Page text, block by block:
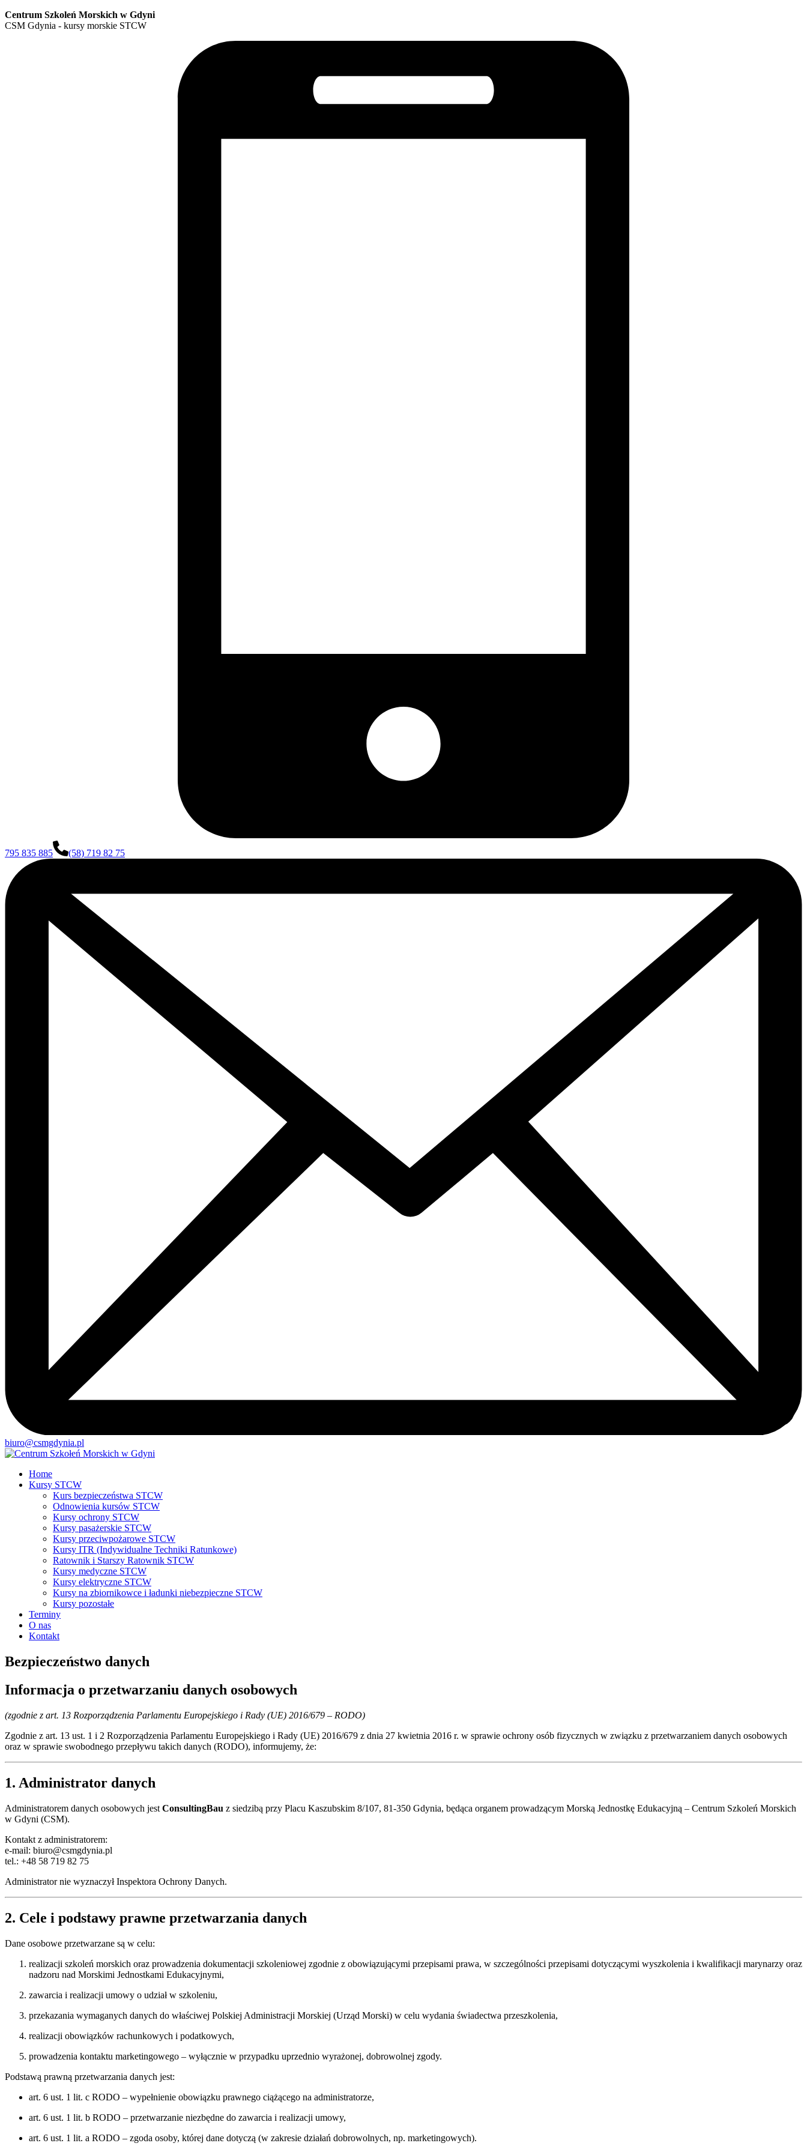
Centrum Szkoleń Morskich w Gdyni
CSM Gdynia - kursy morskie STCW
795 835 885 (58) 719 82 75
biuro@csmgdynia.pl
Home
Kursy STCW
Kurs bezpieczeństwa STCW
Odnowienia kursów STCW
Kursy ochrony STCW
Kursy pasażerskie STCW
Kursy przeciwpożarowe STCW
Kursy ITR (Indywidualne Techniki Ratunkowe)
Ratownik i Starszy Ratownik STCW
Kursy medyczne STCW
Kursy elektryczne STCW
Kursy na zbiornikowce i ładunki niebezpieczne STCW
Kursy pozostałe
Terminy
O nas
Kontakt
Bezpieczeństwo danych
Informacja o przetwarzaniu danych osobowych
(zgodnie z art. 13 Rozporządzenia Parlamentu Europejskiego i Rady (UE) 2016/679 – RODO)
Zgodnie z art. 13 ust. 1 i 2 Rozporządzenia Parlamentu Europejskiego i Rady (UE) 2016/679 z dnia 27 kwietnia 2016 r. w sprawie ochrony osób fizycznych w związku z przetwarzaniem danych osobowych
oraz w sprawie swobodnego przepływu takich danych (RODO), informujemy, że:
1. Administrator danych
Administratorem danych osobowych jest ConsultingBau z siedzibą przy Placu Kaszubskim 8/107, 81-350 Gdynia, będąca organem prowadzącym Morską Jednostkę Edukacyjną – Centrum Szkoleń Morskich
w Gdyni (CSM).
Kontakt z administratorem:
e-mail: biuro@csmgdynia.pl
tel.: +48 58 719 82 75
Administrator nie wyznaczył Inspektora Ochrony Danych.
2. Cele i podstawy prawne przetwarzania danych
Dane osobowe przetwarzane są w celu:
realizacji szkoleń morskich oraz prowadzenia dokumentacji szkoleniowej zgodnie z obowiązującymi przepisami prawa, w szczególności przepisami dotyczącymi wyszkolenia i kwalifikacji marynarzy oraz
nadzoru nad Morskimi Jednostkami Edukacyjnymi,
zawarcia i realizacji umowy o udział w szkoleniu,
przekazania wymaganych danych do właściwej Polskiej Administracji Morskiej (Urząd Morski) w celu wydania świadectwa przeszkolenia,
realizacji obowiązków rachunkowych i podatkowych,
prowadzenia kontaktu marketingowego – wyłącznie w przypadku uprzednio wyrażonej, dobrowolnej zgody.
Podstawą prawną przetwarzania danych jest:
art. 6 ust. 1 lit. c RODO – wypełnienie obowiązku prawnego ciążącego na administratorze,
art. 6 ust. 1 lit. b RODO – przetwarzanie niezbędne do zawarcia i realizacji umowy,
art. 6 ust. 1 lit. a RODO – zgoda osoby, której dane dotyczą (w zakresie działań dobrowolnych, np. marketingowych).